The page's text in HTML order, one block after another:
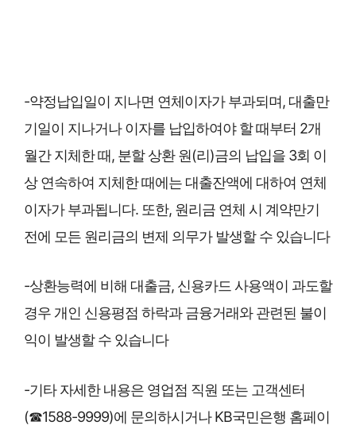
-약정납입일이 지나면 연체이자가 부과되며, 대출만
기일이 지나거나 이자를 납입하여야 할 때부터 2개
월간 지체한 때, 분할 상환 원(리)금의 납입을 3회 이
상 연속하여 지체한 때에는 대출잔액에 대하여 연체
이자가 부과됩니다. 또한, 원리금 연체 시 계약만기
전에 모든 원리금의 변제 의무가 발생할 수 있습니다
-상환능력에 비해 대출금, 신용카드 사용액이 과도할
경우 개인 신용평점 하락과 금융거래와 관련된 불이
익이 발생할 수 있습니다
-기타 자세한 내용은 영업점 직원 또는 고객센터
(☎1588-9999)에 문의하시거나 KB국민은행 홈페이